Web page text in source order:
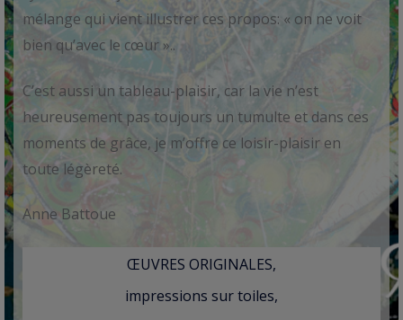
mélange qui vient illustrer ces propos: « on ne voit
bien qu’avec le cœur »..
C’est aussi un tableau-plaisir, car la vie n’est
heureusement pas toujours un tumulte et dans ces
moments de grâce, je m’offre ce loisir-plaisir en
toute légèreté.
Anne Battoue
ŒUVRES ORIGINALES,
impressions sur toiles,